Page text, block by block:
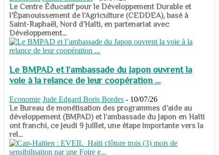
​​​​​​​Le Centre Éducatif pour le Développement Durable et
l’Épanouissement de l’Agriculture (CEDDEA), basé à
Saint-Raphaël, Nord d’Haïti, en partenariat avec
Développement...
Le BMPAD et l’ambassade du Japon ouvrent la
voie à la relance de leur coopération ...
Economie Jude Edgard Boris Bordes - 10/07/26
​​​​​​​Le Bureau de monétisation des programmes d’aide au
développement (BMPAD) et l’ambassade du Japon en Haïti
ont franchi, ce jeudi 9 juillet, une étape importante vers la
rel...